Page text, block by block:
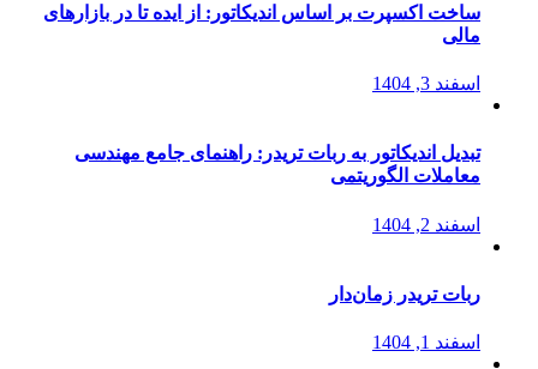
ساخت اکسپرت بر اساس اندیکاتور: از ایده تا در بازارهای
مالی
اسفند 3, 1404
تبدیل اندیکاتور به ربات تریدر: راهنمای جامع مهندسی
معاملات الگوریتمی
اسفند 2, 1404
ربات تریدر زمان‌دار
اسفند 1, 1404